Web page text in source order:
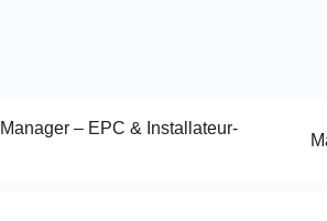
– EPC & Installateur-